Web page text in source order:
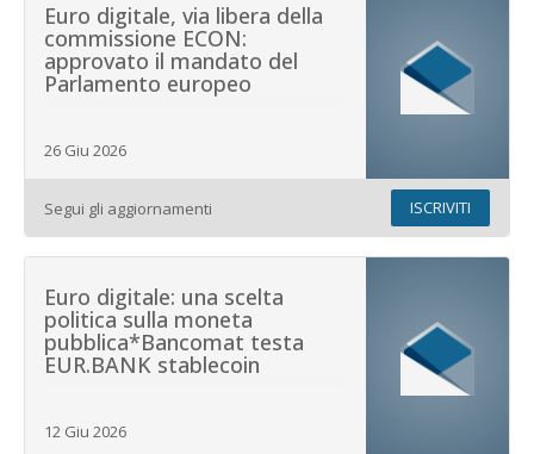
Euro digitale, via libera della
commissione ECON:
approvato il mandato del
Parlamento europeo
26 Giu 2026
Segui gli aggiornamenti ISCRIVITI
Euro digitale: una scelta
politica sulla moneta
pubblica*Bancomat testa
EUR.BANK stablecoin
12 Giu 2026